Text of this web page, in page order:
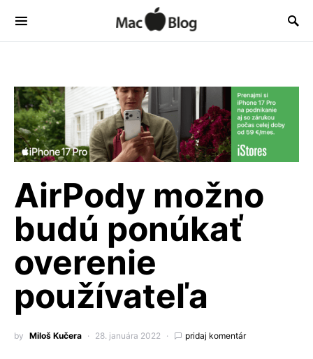
AirPody možno
budú ponúkať
overenie
používateľa
by Miloš Kučera 28. januára 2022 pridaj komentár